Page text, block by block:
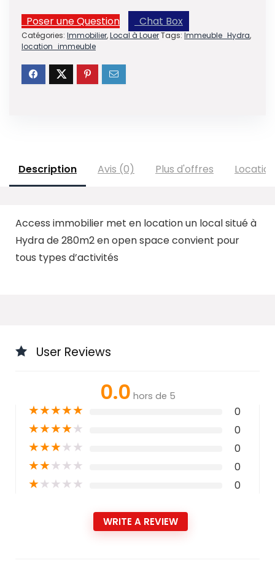
Poser une Question Chat Box
Catégories: Immobilier,Local à LouerTags: Immeuble_Hydra,
location_immeuble
Description Avis (0) Plus d'offres Location
Access immobilier met en location un local situé à
Hydra de 280m2 en open space convient pour
tous types d’activités
User Reviews
0.0 hors de 5
★★★★★ 0
★★★★★ 0
★★★★★ 0
★★★★★ 0
★★★★★ 0
WRITE A REVIEW